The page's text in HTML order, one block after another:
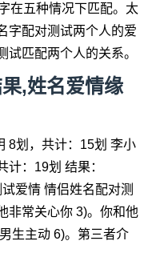
在五种情况下匹配。太
字配对测试两个人的爱
匹配两个人的关系。
,姓名爱情缘
8划，共计：15划 李小
计：19划 结果：
爱情 情侣姓名配对测
非常关心你 3)。你和他
生主动 6)。第三者介